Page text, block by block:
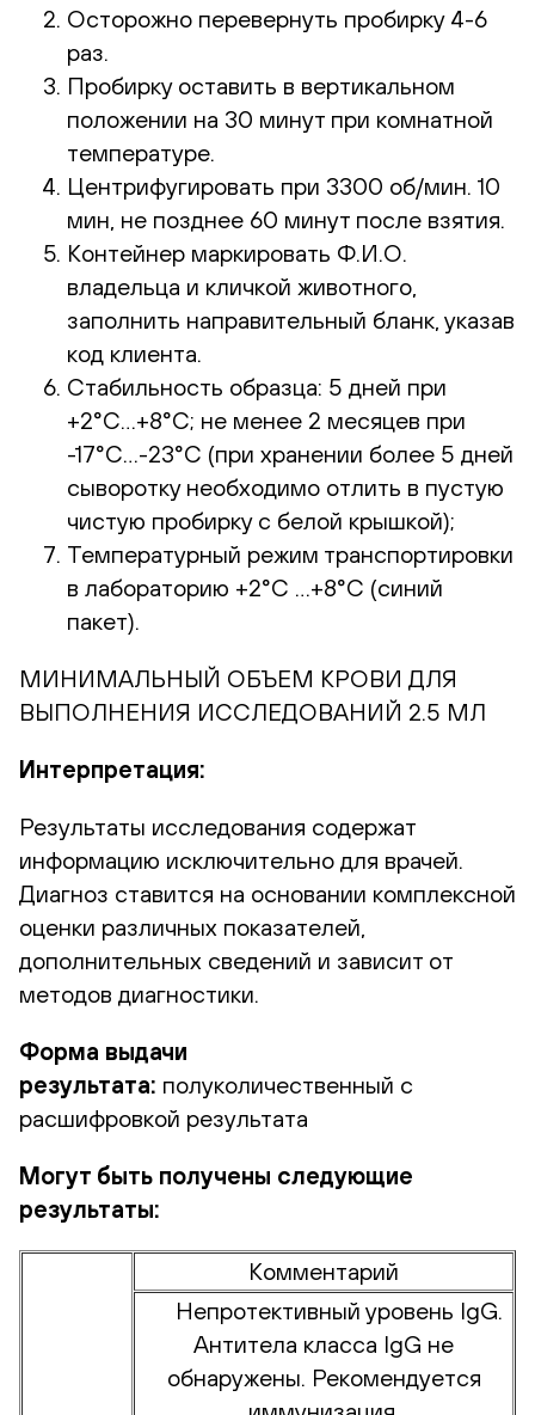
Осторожно перевернуть пробирку 4-6
раз.
Пробирку оставить в вертикальном
положении на 30 минут при комнатной
температуре.
Центрифугировать при 3300 об/мин. 10
мин, не позднее 60 минут после взятия.
Контейнер маркировать Ф.И.О.
владельца и кличкой животного,
заполнить направительный бланк, указав
код клиента.
Стабильность образца: 5 дней при
+2°С…+8°С; не менее 2 месяцев при
-17°С…-23°С (при хранении более 5 дней
сыворотку необходимо отлить в пустую
чистую пробирку с белой крышкой);
Температурный режим транспортировки
в лабораторию +2°С …+8°С (синий
пакет).
МИНИМАЛЬНЫЙ ОБЪЕМ КРОВИ ДЛЯ
ВЫПОЛНЕНИЯ ИССЛЕДОВАНИЙ 2.5 МЛ
Интерпретация:
Результаты исследования содержат
информацию исключительно для врачей.
Диагноз ставится на основании комплексной
оценки различных показателей,
дополнительных сведений и зависит от
методов диагностики.
Форма выдачи
результата: полуколичественный с
расшифровкой результата
Могут быть получены следующие
результаты:
Комментарий
Непротективный уровень IgG.
Антитела класса IgG не
обнаружены. Рекомендуется